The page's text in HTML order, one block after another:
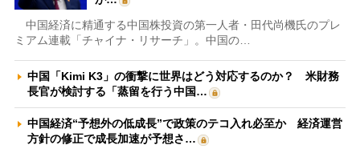
中国経済に精通する中国株投資の第一人者・田代尚機氏のプレ
ミアム連載「チャイナ・リサーチ」。中国の…
中国「Kimi K3」の衝撃に世界はどう対応するのか？ 米財務
長官が検討する「蒸留を行う中国…
中国経済“予想外の低成長”で政策のテコ入れ必至か 経済運営
方針の修正で成長加速が予想さ…